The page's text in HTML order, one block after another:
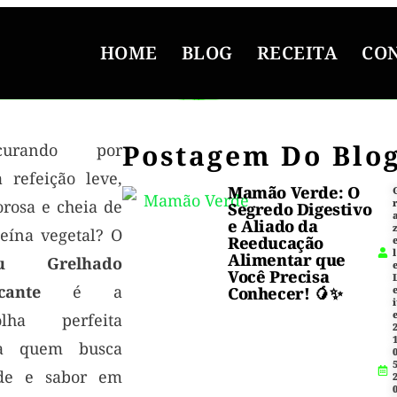
HOME BLOG RECEITA
por
refeição leve,
e cheia de
vegetal? O
Grelhado
é a
perfeita
quem busca
e sabor em
Postagem Do
Mamão Verde: O
Segredo Digestivo
e Aliado da
Reeducação
Alimentar que
Você Precisa
Conhecer! 🥭✨
r
l
2
0
2
0